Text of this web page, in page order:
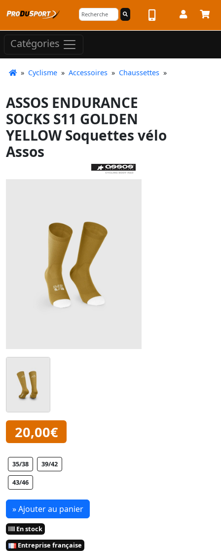
Catégories
» Cyclisme » Accessoires » Chaussettes »
ASSOS ENDURANCE
SOCKS S11 GOLDEN
YELLOW Soquettes vélo
Assos
20,00€
35/38 39/42
43/46
» Ajouter au panier
En stock
Entreprise française